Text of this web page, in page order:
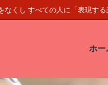
くし すべての人に「表現する
ホー